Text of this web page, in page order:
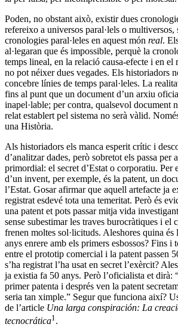
Poden, no obstant això, existir dues
refereixo a universos paral·lels o multiversos,
cronologies paral·leles en aquest món real.
al·legaran que és impossible, perquè la
temps lineal, en la relació causa-efecte i en el
no pot néixer dues vegades. Els historiadors
concebre línies de temps paral·leles. La
fins al punt que un document d’un arxiu
inapel·lable; per contra, qualsevol document
relat establert pel sistema no serà vàlid.
una Història.
Als historiadors els manca esperit crític i
d’analitzar dades, però sobretot els passa per
primordial: el secret d’Estat o corporatiu. Per
d’un invent, per exemple, és la patent, un
l’Estat. Gosar afirmar que aquell artefacte ja
registrat esdevé tota una temeritat. Però és
una patent et pots passar mitja vida
sense subestimar les traves burocràtiques i el
frenen moltes sol·licituds. Aleshores quina és
anys enrere amb els primers esbossos? Fins i
entre el prototip comercial i la patent passen
s’ha registrat l’ha usat en secret l’exèrcit?
ja existia fa 50 anys. Però l’oficialista et dirà:
primer patenta i després ven la patent
seria tan ximple.” Segur que funciona així?
de l’article Una larga conspiración: La
tecnocrática1 .